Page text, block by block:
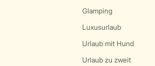
Glamping
Luxusurlaub
Urlaub mit Hund
Urlaub zu zweit